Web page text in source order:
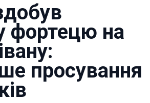
фортецю на
просування